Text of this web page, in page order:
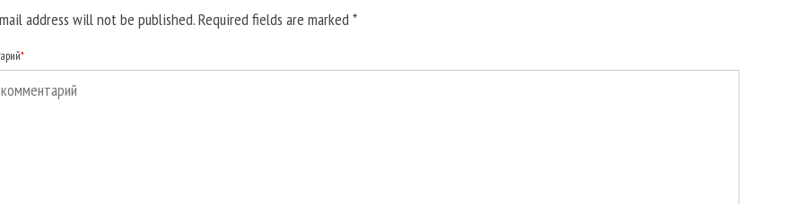
address will not be published. Required fields are marked*
*